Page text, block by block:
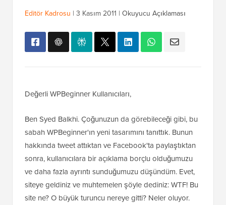
Editör Kadrosu | 3 Kasım 2011 | Okuyucu Açıklaması
Değerli WPBeginner Kullanıcıları,
Ben Syed Balkhi. Çoğunuzun da görebileceği gibi, bu
sabah WPBeginner'ın yeni tasarımını tanıttık. Bunun
hakkında tweet attıktan ve Facebook'ta paylaştıktan
sonra, kullanıcılara bir açıklama borçlu olduğumuzu
ve daha fazla ayrıntı sunduğumuzu düşündüm. Evet,
siteye geldiniz ve muhtemelen şöyle dediniz: WTF! Bu
site ne? O büyük turuncu nereye gitti? Neler oluyor.